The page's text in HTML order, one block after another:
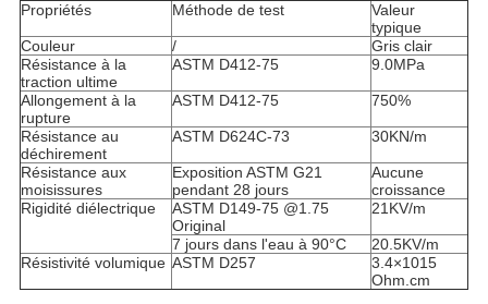
Propriétés Méthode de test
Valeur
typique
Couleur
/
Gris clair
Résistance à la
traction ultime
ASTM D412-75 9.0MPa
Allongement à la
rupture
ASTM D412-75 750%
Résistance au
déchirement
ASTM D624C-73 30KN/m
Résistance aux
moisissures
Exposition ASTM G21
pendant 28 jours
Aucune
croissance
Rigidité diélectrique
ASTM D149-75 @1.75
Original
21KV/m
7 jours dans l'eau à 90°C
20.5KV/m
Résistivité volumique ASTM D257
3.4×1015
Ohm.cm